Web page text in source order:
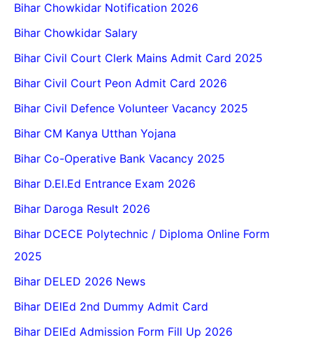
Bihar Chowkidar Notification 2026
Bihar Chowkidar Salary
Bihar Civil Court Clerk Mains Admit Card 2025
Bihar Civil Court Peon Admit Card 2026
Bihar Civil Defence Volunteer Vacancy 2025
Bihar CM Kanya Utthan Yojana
Bihar Co-Operative Bank Vacancy 2025
Bihar D.El.Ed Entrance Exam 2026
Bihar Daroga Result 2026
Bihar DCECE Polytechnic / Diploma Online Form
2025
Bihar DELED 2026 News
Bihar DElEd 2nd Dummy Admit Card
Bihar DElEd Admission Form Fill Up 2026